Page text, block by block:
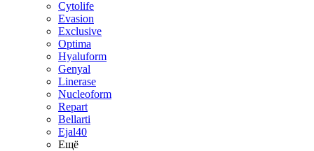
Cytolife
Evasion
Exclusive
Optima
Hyaluform
Genyal
Linerase
Nucleoform
Repart
Bellarti
Ejal40
Ещё